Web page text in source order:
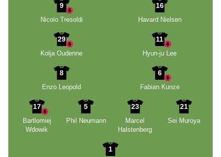
9
Nicolo Tresoldi
16
Havard Nielsen
29
Kolja Oudenne
11
Hyun-ju Lee
8
Enzo Leopold
6
Fabian Kunze
17
Bartlomiej
Wdowik
5
Phil Neumann
23
Marcel
Halstenberg
21
Sei Muroya
1